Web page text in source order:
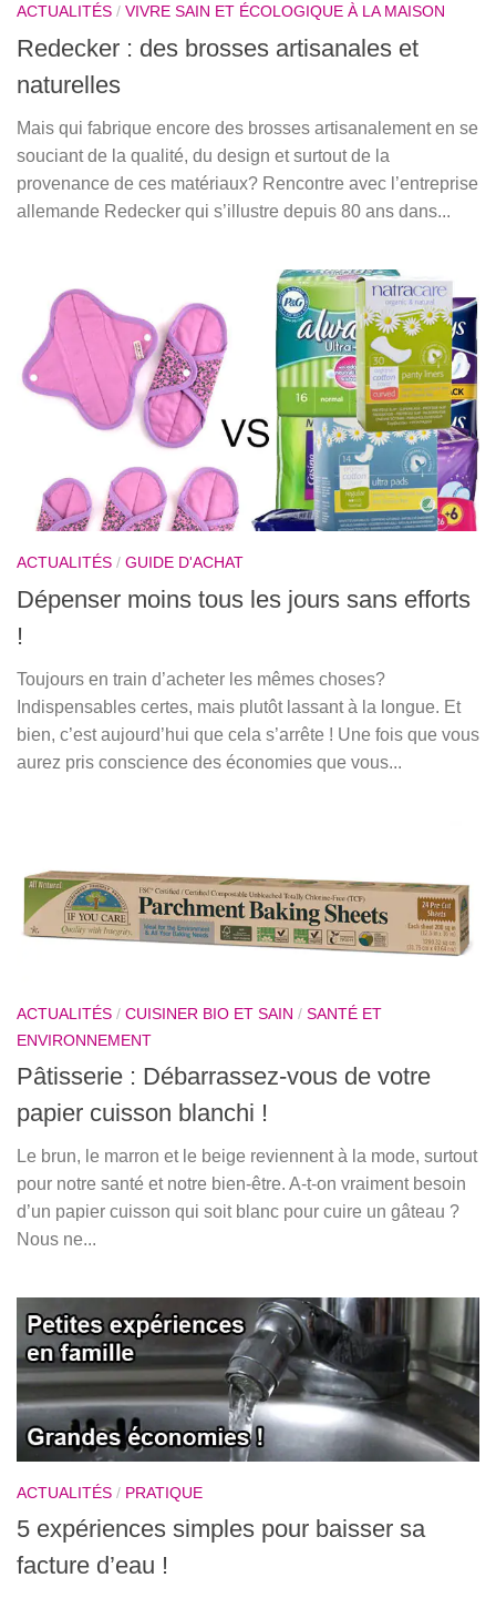
ACTUALITÉS / VIVRE SAIN ET ÉCOLOGIQUE À LA MAISON
Redecker : des brosses artisanales et
naturelles
Mais qui fabrique encore des brosses artisanalement en se
souciant de la qualité, du design et surtout de la
provenance de ces matériaux? Rencontre avec l’entreprise
allemande Redecker qui s’illustre depuis 80 ans dans...
ACTUALITÉS / GUIDE D'ACHAT
Dépenser moins tous les jours sans efforts
!
Toujours en train d’acheter les mêmes choses?
Indispensables certes, mais plutôt lassant à la longue. Et
bien, c’est aujourd’hui que cela s’arrête ! Une fois que vous
aurez pris conscience des économies que vous...
ACTUALITÉS / CUISINER BIO ET SAIN / SANTÉ ET
ENVIRONNEMENT
Pâtisserie : Débarrassez-vous de votre
papier cuisson blanchi !
Le brun, le marron et le beige reviennent à la mode, surtout
pour notre santé et notre bien-être. A-t-on vraiment besoin
d’un papier cuisson qui soit blanc pour cuire un gâteau ?
Nous ne...
ACTUALITÉS / PRATIQUE
5 expériences simples pour baisser sa
facture d’eau !